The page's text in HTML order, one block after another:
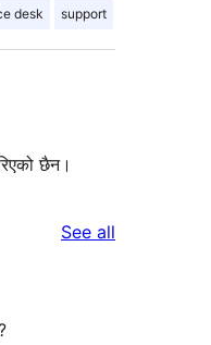
desk support
छैन।
See all